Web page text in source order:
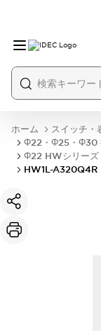
ホーム スイッチ・
Φ22・Φ25・Φ30
Φ22 HWシリーズ
HW1L-A320Q4R